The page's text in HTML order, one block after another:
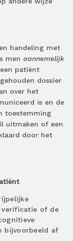
handeling met
men aannemelijk
patiënt
dossier
over het
is en de
toestemming
uitmaken of een
door het
verificatie of de
bijvoorbeeld af